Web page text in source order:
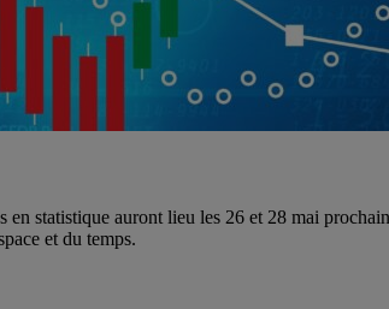
statistique auront lieu les 26 et 28 mai
et du temps.